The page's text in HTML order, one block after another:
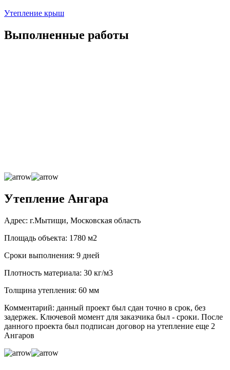
Утепление крыш
Выполненные работы
Утепление Ангара
Адрес: г.Мытищи, Московская область
Площадь объекта: 1780 м2
Сроки выполнения: 9 дней
Плотность материала: 30 кг/м3
Толщина утепления: 60 мм
Комментарий: данный проект был сдан точно в срок, без
задержек. Ключевой момент для заказчика был - сроки. После
данного проекта был подписан договор на утепление еще 2
Ангаров